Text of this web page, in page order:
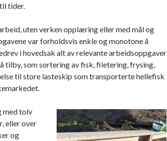
tider.
uten verken opplæring eller med mål og
var forholdsvis enkle og monotone å
i hovedsak alt av relevante arbeidsoppgaver
tilby, som sortering av fisk, filetering, frysing,
til store lasteskip som transporterte hellefisk
med tolv
eller over
og